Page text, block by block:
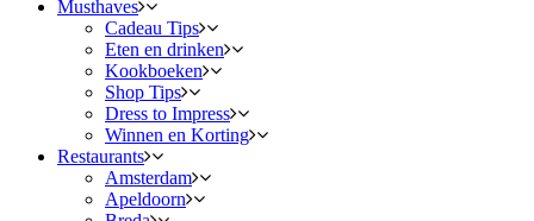
Musthaves
Cadeau Tips
Eten en drinken
Kookboeken
Shop Tips
Dress to Impress
Winnen en Korting
Restaurants
Amsterdam
Apeldoorn